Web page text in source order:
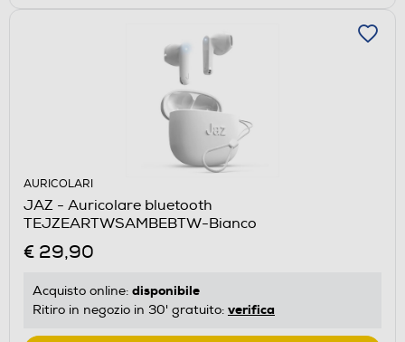
AURICOLARI
JAZ - Auricolare bluetooth
TEJZEARTWSAMBEBTW-Bianco
€ 29,90
Acquisto online: disponibile
Ritiro in negozio in 30' gratuito: verifica